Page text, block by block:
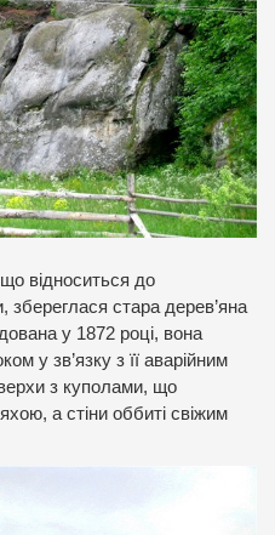
відноситься до
збереглася стара дерев’яна
у 1872 році, вона
у зв’язку з її аварійним
з куполами, що
а стіни оббиті свіжим